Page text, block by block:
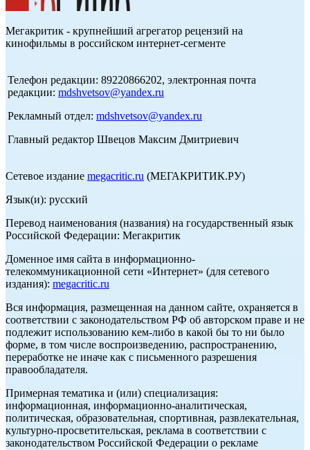
Мегакритик - крупнейший агрегатор рецензий на
кинофильмы в российском интернет-сегменте
Телефон редакции: 89220866202, электронная почта
редакции: mdshvetsov@yandex.ru
Рекламный отдел: mdshvetsov@yandex.ru
Главный редактор Швецов Максим Дмитриевич
Сетевое издание megacritic.ru (МЕГАКРИТИК.РУ)
Язык(и): русский
Перевод наименования (названия) на государственный язык
Российской Федерации: Мегакритик
Доменное имя сайта в информационно-
телекоммуникационной сети «Интернет» (для сетевого
издания): megacritic.ru
Вся информация, размещенная на данном сайте, охраняется в
соответствии с законодательством РФ об авторском праве и не
подлежит использованию кем-либо в какой бы то ни было
форме, в том числе воспроизведению, распространению,
переработке не иначе как с письменного разрешения
правообладателя.
Примерная тематика и (или) специализация:
информационная, информационно-аналитическая,
политическая, образовательная, спортивная, развлекательная,
культурно-просветительская, реклама в соответствии с
законодательством Российской Федерации о рекламе